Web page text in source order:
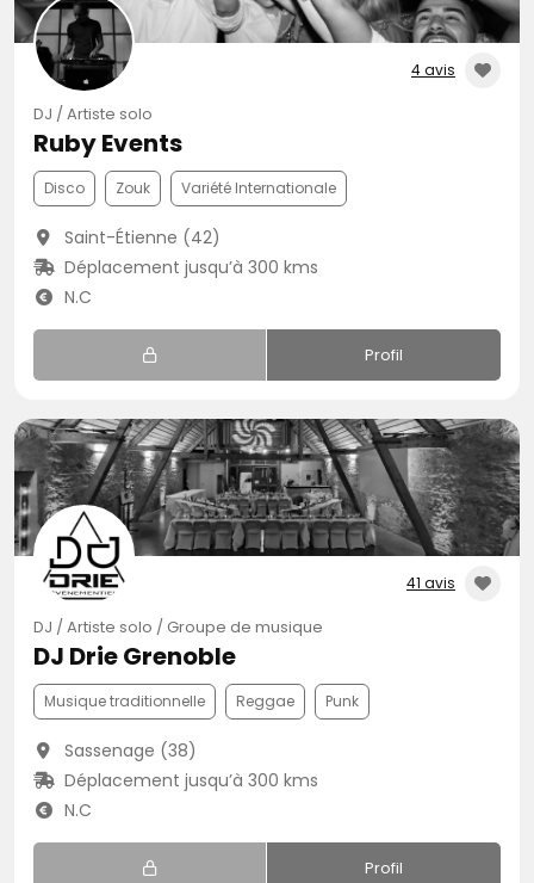
4 avis
DJ / Artiste solo
Ruby Events
Disco Zouk Variété Internationale
Saint-Étienne (42)
Déplacement jusqu’à 300 kms
N.C
Profil
41 avis
DJ / Artiste solo / Groupe de musique
DJ Drie Grenoble
Musique traditionnelle Reggae Punk
Sassenage (38)
Déplacement jusqu’à 300 kms
N.C
Profil